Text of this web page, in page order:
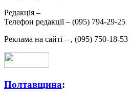
Редакція –
Телефон редакції – (095) 794-29-25
Реклама на сайті – , (095) 750-18-53
Полтавщина: